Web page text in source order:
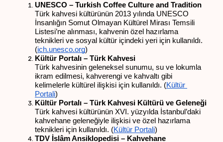
UNESCO – Turkish Coffee Culture and Tradition
Türk kahvesi kültürünün 2013 yılında UNESCO
İnsanlığın Somut Olmayan Kültürel Mirası Temsili
Listesi’ne alınması, kahvenin özel hazırlama
teknikleri ve sosyal kültür içindeki yeri için kullanıldı.
(ich.unesco.org)
Kültür Portalı – Türk Kahvesi
Türk kahvesinin geleneksel sunumu, su ve lokumla
ikram edilmesi, kahverengi ve kahvaltı gibi
kelimelerle kültürel ilişkisi için kullanıldı. (Kültür
Portali)
Kültür Portalı – Türk Kahvesi Kültürü ve Geleneği
Türk kahvesi kültürünün XVI. yüzyılda İstanbul’daki
kahvehane geleneğiyle ilişkisi ve özel hazırlama
teknikleri için kullanıldı. (Kültür Portali)
TDV İslâm Ansiklopedisi – Kahvehane